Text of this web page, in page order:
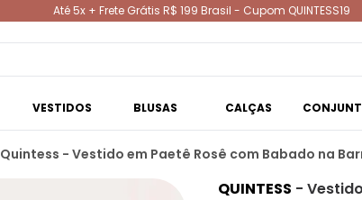
Até 5x + Frete Grátis R$ 199 Brasil - Cupom QUINTESS19
VESTIDOS BLUSAS CALÇAS
Quintess - Vestido em Paetê Rosê com Babado na
QUINTESS -